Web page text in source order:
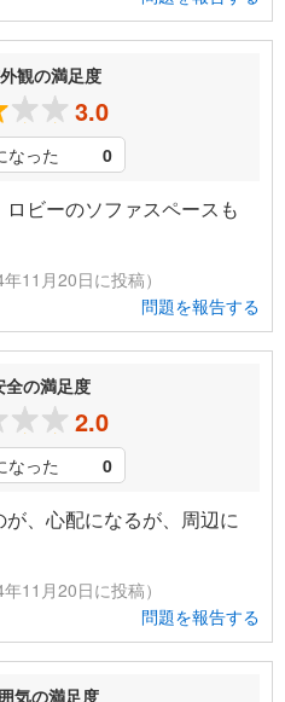
観の満足度
3.0
なった 0
ビーのソファスペースも
11月20日に投稿）
問題を報告する
全の満足度
2.0
なった 0
、心配になるが、周辺に
11月20日に投稿）
問題を報告する
気の満足度